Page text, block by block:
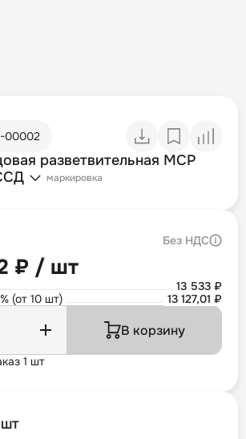
00002
разветвительная МСР
маркировка
Без НДС
₽ / шт
13 533 ₽
(от 10 шт)
13 127,01 ₽
В корзину
1 шт